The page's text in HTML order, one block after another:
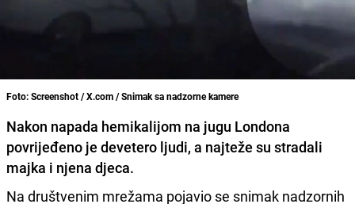
Foto: Screenshot / X.com / Snimak sa nadzorne kamere
Nakon napada hemikalijom na jugu Londona
povrijeđeno je devetero ljudi, a najteže su stradali
majka i njena djeca.
Na društvenim mrežama pojavio se snimak nadzornih